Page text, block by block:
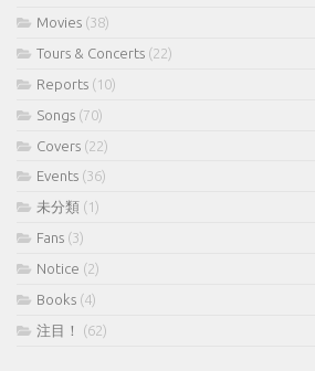
Movies (38)
Tours & Concerts (22)
Reports (10)
Songs (70)
Covers (22)
Events (36)
未分類 (1)
Fans (3)
Notice (2)
Books (4)
注目！
(62)